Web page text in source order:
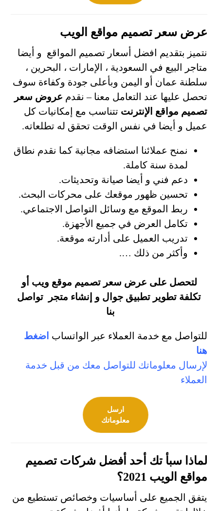
عرض سعر تصميم مواقع الويب
نتميز بتقديم افضل أسعار تصميم المواقع و أيضا
متاجر البيع في السعودية ، الإمارات ، البحرين ،
سلطنة عمان أو اليمن وبأعلى جودة وكفاءة سوف
تحصل عليها عند التعامل معنا – نقدم عروض سعر
تصميم مواقع الإنترنت تتناسب مع إمكانيات كل
عميل و أيضا في نفس الوقت تحقق له تطلعاته.
نمنح عملائنا استضافه مجانية كما نقدم نطاق
لمدة سنة كاملة.
دعم فني و أيضا صيانة وتحديثات.
تحسين ظهور موقعك على محركات البحث.
ربط الموقع مع وسائل التواصل الاجتماعي.
تكامل العرض في جميع الأجهزة.
تدريب العميل على أدارته موقعة.
وأكثر من ذلك ….
لتحصل على عرض سعر تصميم موقع ويب أو
تكلفة تطوير تطبيق جوال و إنشاء متجر
تواصل
بنا
للتواصل مع خدمة العملاء عبر الواتساب اضغط
هنا
لإرسال معلوماتك للتواصل معك من قبل خدمة
العملاء
ارسل
معلوماتك
لماذا سبأ تك أحد أفضل شركات تصميم
مواقع الويب 2021؟
يتفق الجميع على أساسيات وخصائص تستطيع من